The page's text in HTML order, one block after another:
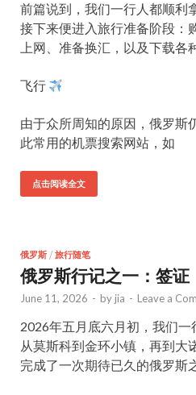
前篇说到，我们一行人都顺利
接下来便进入旅行准备阶段：
上网、准备换汇，以及下载各
飞行
由于众所周知的原因，俄罗斯
此常用的机票搜索网站，如
点击阅读全文
俄罗斯 / 旅行随笔
俄罗斯行记之一：签证
June 11, 2026 - by jia - Leave a
2026年五月底六月初，我们一
从莫斯科到金环小镇，再到大
完成了一次期待已久的俄罗斯